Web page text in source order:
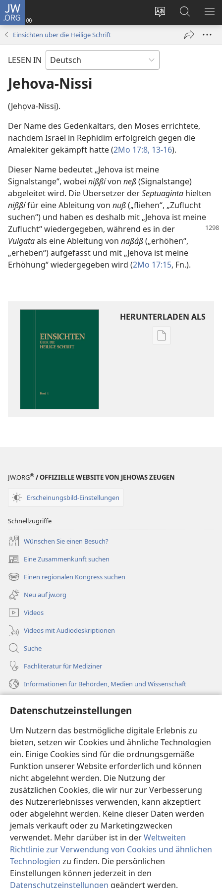
Datenschutzeinstellungen
Um Nutzern das bestmögliche digitale Erlebnis zu
bieten, setzen wir Cookies und ähnliche Technologien
ein. Einige Cookies sind für die ordnungsgemäße
Funktion unserer Website erforderlich und können
nicht abgelehnt werden. Die Nutzung der
zusätzlichen Cookies, die wir nur zur Verbesserung
des Nutzererlebnisses verwenden, kann akzeptiert
oder abgelehnt werden. Keine dieser Daten werden
jemals verkauft oder zu Marketingzwecken
verwendet. Mehr darüber ist in derWeltweiten
Richtlinie zur Verwendung von Cookies und ähnlichen
Technologien zu finden. Die persönlichen
Einstellungen können jederzeit in den
Datenschutzeinstellungen geändert werden.
JW.ORG
Websitesprache
ändern
Anmelden
(öffnet
Suche
Einsichten über die Heilige Schrift
LESEN IN
Jehova-Nissi
(Jehọva-Nissị).
Der Name des Gedenkaltars, den Moses errichtete,
nachdem Israel in Rephidim erfolgreich gegen die
Amalekiter gekämpft hatte (2Mo 17:8, 13-16).
Dieser Name bedeutet „Jehova ist meine
Signalstange“, wobei nißßívon neß(Signalstange)
abgeleitet wird. Die Übersetzer derSeptuaginta hielten
nißßífür eine Ableitung von nuß(„fliehen“, „Zuflucht
suchen“) und haben es deshalb mit „Jehova ist meine
Zuflucht“ wiedergegeben, während es in der
Vulgataals eine Ableitung von naßáß(„erhöhen“,
„erheben“) aufgefasst und mit „Jehova ist meine
Erhöhung“ wiedergegeben wird (2Mo 17:15, Fn.).
HERUNTERLADEN ALS
JW.ORG® / OFFIZIELLE WEBSITE VON JEHOVAS ZEUGEN
Erscheinungsbild-Einstellungen
Schnellzugriffe
Wünschen Sie einen Besuch?
Eine Zusammenkunft suchen
(öffnet
neues
Fenster)
Einen regionalen Kongress suchen
(öffnet
neues
Fenster)
Neu auf jw.org
Videos
Videos mit Audiodeskriptionen
Suche
Fachliteratur für Mediziner
Informationen für Behörden, Medien und Wissenschaft
Spenden
(öffnet
neues
Fenster)Wachtturm ONLINE-BIBLIOTHEK
(öffnet
neues
Fenster)JW Hub®
(öffnet
neues
Fenster)JW Library
Watchtower Library ®
Copyright© 2026 Watch Tower Bible and Tract Society of Pennsylvania.
NUTZUNGSBEDINGUNGEN
DATENSCHUTZERKLÄRUNG